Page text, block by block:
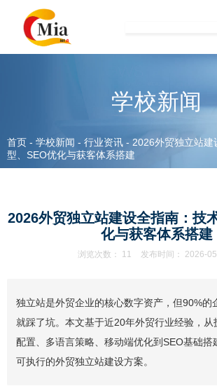
学校新闻
首页 - 学校新闻 - 行业资讯 - 2026外贸独立站建
型、SEO优化与获客体系搭建
2026外贸独立站建设全指南：技
化与获客体系搭建
浏览次数： 11 发布时间： 2026-
独立站是外贸企业的核心数字资产，但90%的
就踩了坑。本文基于近20年外贸行业经验，从
配置、多语言策略、移动端优化到SEO基础搭
可执行的外贸独立站建设方案。